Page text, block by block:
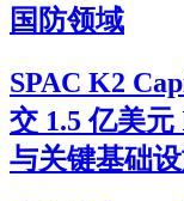
国防领域
SPAC K2
交 1.5 亿美
与关键基础